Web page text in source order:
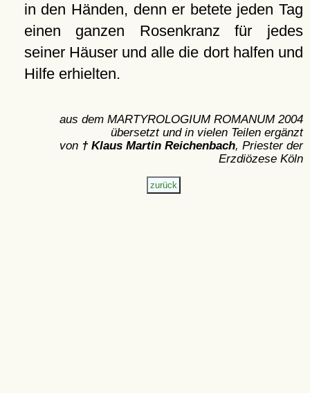
in den Händen, denn er betete jeden Tag
einen ganzen Rosenkranz für jedes
seiner Häuser und alle die dort halfen und
Hilfe erhielten.
aus dem MARTYROLOGIUM ROMANUM 2004
übersetzt und in vielen Teilen ergänzt
von † Klaus Martin Reichenbach, Priester der
Erzdiözese Köln